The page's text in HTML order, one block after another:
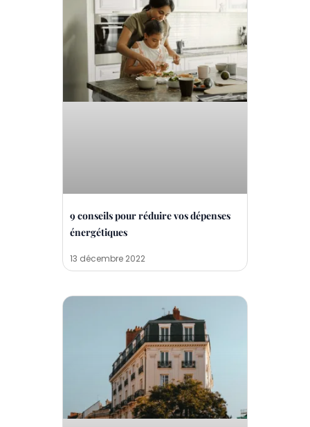
9 conseils pour réduire vos dépenses
énergétiques
13 décembre 2022